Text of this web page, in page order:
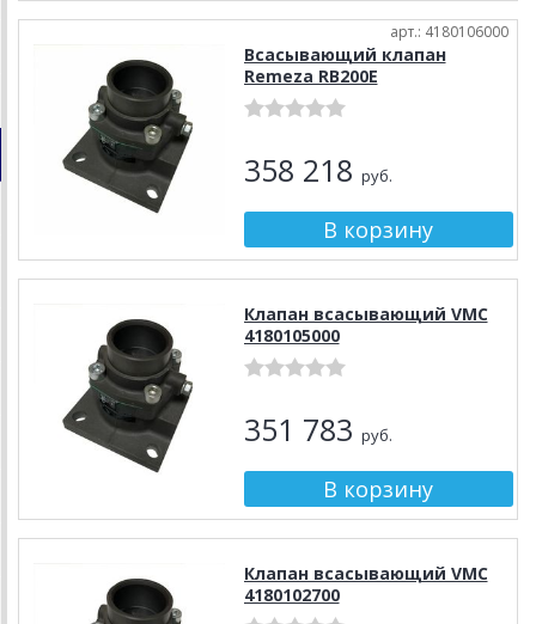
арт.: 4180106000
Всасывающий клапан
Remeza RB200E
358 218 руб.
Клапан всасывающий VMC
4180105000
351 783 руб.
Клапан всасывающий VMC
4180102700